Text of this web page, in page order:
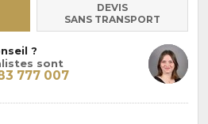
DEVIS
SANS TRANSPORT
?
sont
777 007